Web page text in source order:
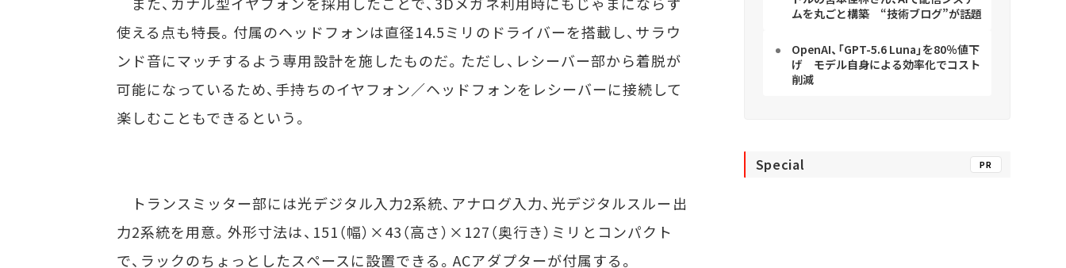
使える点も特長。付属のヘッドフォンは直径14.5ミリのドライバーを搭載し、サラウ
ンド音にマッチするよう専用設計を施したものだ。ただし、レシーバー部から着脱が
可能になっているため、手持ちのイヤフォン／ヘッドフォンをレシーバーに接続して
楽しむこともできるという。
トランスミッター部には光デジタル入力2系統、アナログ入力、光デジタルスルー出
力2系統を用意。外形寸法は、151（幅）×43（高さ）×127（奥行き）ミリとコンパクト
で、ラックのちょっとしたスペースに設置できる。ACアダプターが付属する。
ムを丸ごと構築 “技術ブログ”が話題
OpenAI、「GPT-5.6 Luna」を80％値下
げ モデル自身による効率化でコスト
削減
Special PR